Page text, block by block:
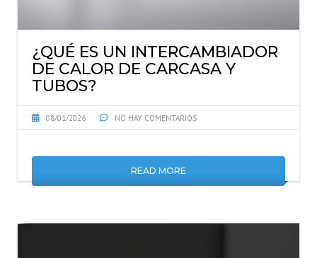
¿QUÉ ES UN INTERCAMBIADOR
DE CALOR DE CARCASA Y
TUBOS?
08/01/2026 NO HAY COMENTARIOS
READ MORE